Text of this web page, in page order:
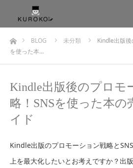
ホームBLOG 未分類
Kindle出版
を使った本…
Kindle出版後のプロモ
略！SNSを使った本の
イド
Kindle出版のプロモーション戦略と
上を最大化したいとお考えですか？出